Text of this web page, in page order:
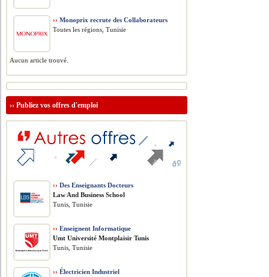
›› Monoprix recrute des Collaborateurs
Toutes les régions, Tunisie
Aucun article trouvé.
››Publiez vos offres d'emploi
›› Des Enseignants Docteurs
Law And Business School
Tunis, Tunisie
›› Enseignent Informatique
Umt Université Montplaisir Tunis
Tunis, Tunisie
›› Électricien Industriel